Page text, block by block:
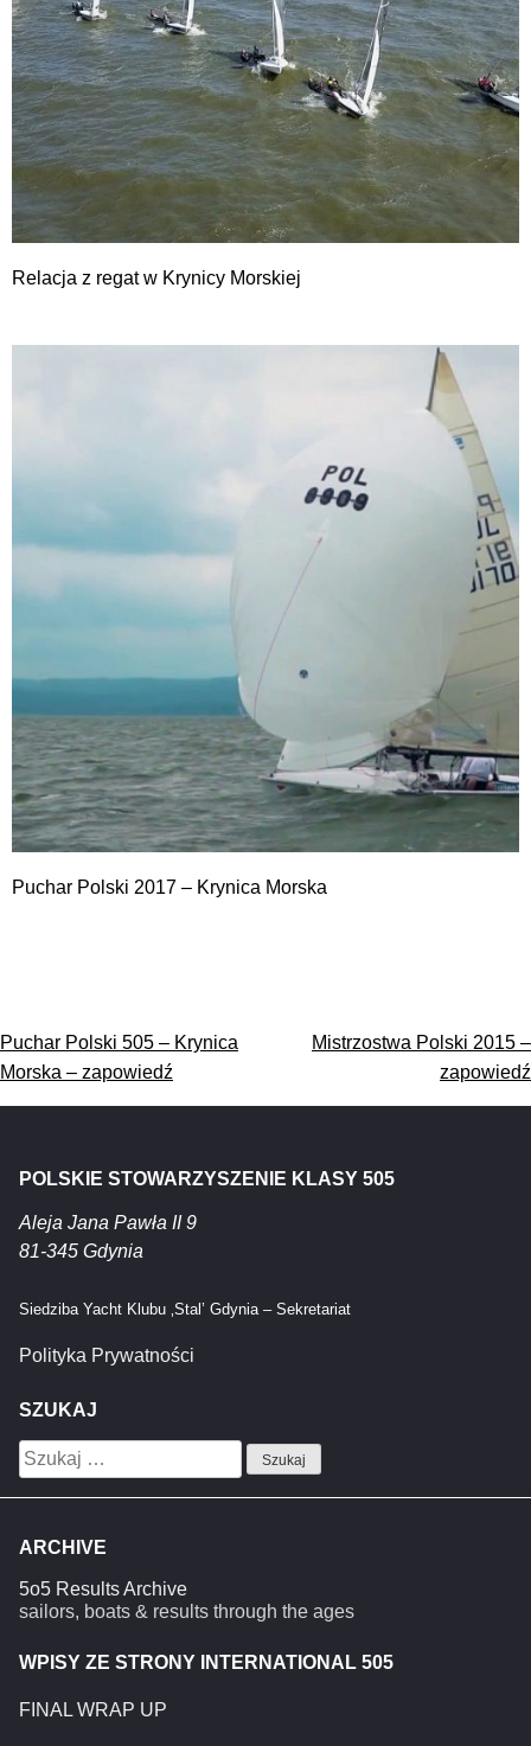
Relacja z regat w Krynicy Morskiej
Puchar Polski 2017 – Krynica Morska
Nawigacja
wpisu
Puchar Polski 505 – Krynica
Morska – zapowiedź
Mistrzostwa Polski 2015 –
zapowiedź
POLSKIE STOWARZYSZENIE KLASY 505
Aleja Jana Pawła II 9
81-345 Gdynia
Siedziba Yacht Klubu ‚Stal’ Gdynia – Sekretariat
Polityka Prywatności
SZUKAJ
Szukaj:
ARCHIVE
5o5 Results Archive
sailors, boats & results through the ages
WPISY ZE STRONY INTERNATIONAL 505
FINAL WRAP UP